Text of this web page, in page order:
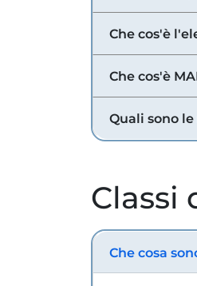
Che cos'è
Che cos'è
Quali sono
Classi
Che cosa